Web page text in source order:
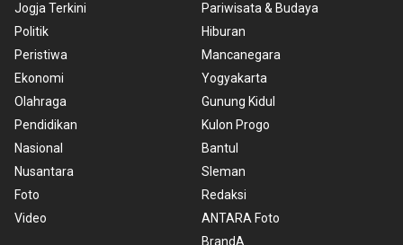
Jogja Terkini
Politik
Peristiwa
Ekonomi
Olahraga
Pendidikan
Nasional
Nusantara
Foto
Video
Pariwisata & Budaya
Hiburan
Mancanegara
Yogyakarta
Gunung Kidul
Kulon Progo
Bantul
Sleman
Redaksi
ANTARA Foto
BrandA